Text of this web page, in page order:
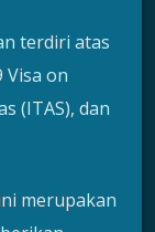
terdiri atas
Visa on
(ITAS), dan
merupakan